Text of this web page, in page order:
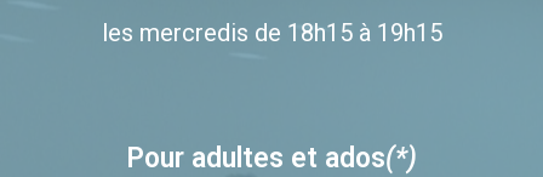
les mercredis de 18h15 à 19h15
Pour adultes et ados(*)